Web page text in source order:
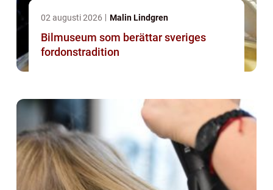
02 augusti 2026 Malin Lindgren
Bilmuseum som berättar sveriges
fordonstradition